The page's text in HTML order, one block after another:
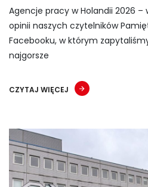
Agencje pracy w Holandii 2026 –
opinii naszych czytelników
Facebooku, w którym
najgorsze
CZYTAJ WIĘCEJ